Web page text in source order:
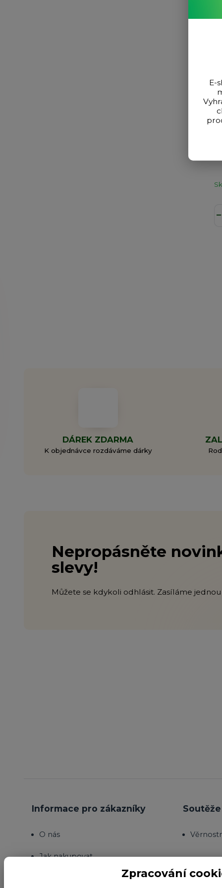
DÁREK ZDARMA
K objednávce rozdáváme dárky
Nepropásněte
slevy!
Můžete se kdykoli odhlásit. Zasíláme jednou
Informace pro zákazníky
O nás
Jak nakupovat
E-
Zpracování